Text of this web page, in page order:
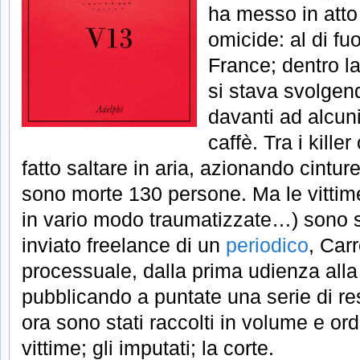
ha messo in
omicide: al di
France; dentro
si stava
davanti ad
caffè. Tra i killer
fatto saltare in aria, azionando
sono morte 130 persone. Ma le
in vario modo traumatizzate…) sono
inviato freelance di un periodico,
processuale, dalla prima udienza
pubblicando a puntate una serie di
ora sono stati raccolti in volume e
vittime; gli imputati; la corte.